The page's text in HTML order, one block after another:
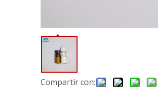
Compartir con: